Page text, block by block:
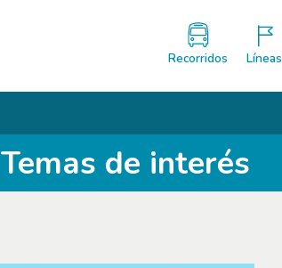
Recorridos Líneas
Temas de interés